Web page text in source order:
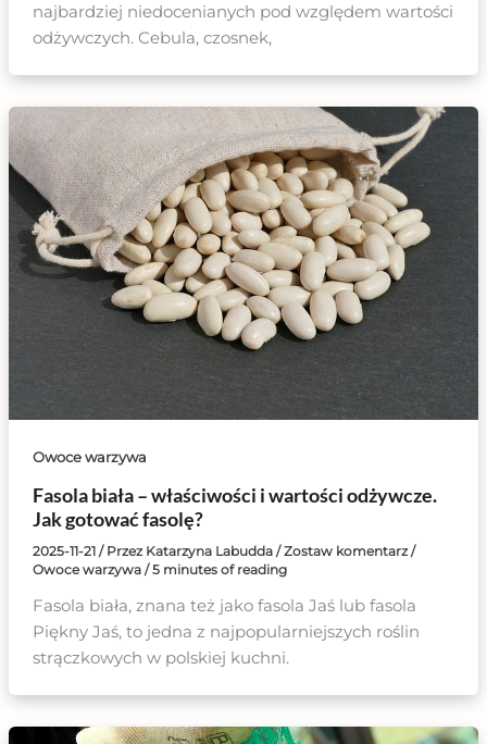
najbardziej niedocenianych pod względem wartości
odżywczych. Cebula, czosnek,
Owoce warzywa
Fasola biała – właściwości i wartości odżywcze.
Jak gotować fasolę?
2025-11-21 / Przez Katarzyna Labudda /Zostaw komentarz /
Owoce warzywa/5 minutes of reading
Fasola biała, znana też jako fasola Jaś lub fasola
Piękny Jaś, to jedna z najpopularniejszych roślin
strączkowych w polskiej kuchni.